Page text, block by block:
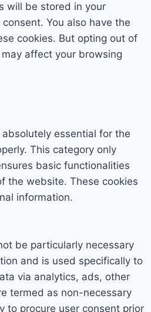
will be stored in your
You also have the
cookies. But opting out of
affect your browsing
essential for the
This category only
basic functionalities
the website. These cookies
information.
be particularly necessary
and is used specifically to
via analytics, ads, other
termed as non-necessary
to procure user consent prior